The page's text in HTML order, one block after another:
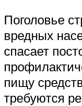
Поголовье
вредных
спасает
пищу
требуются